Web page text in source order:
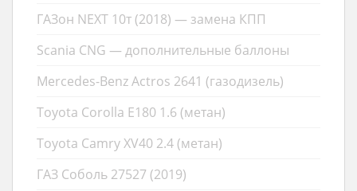
ГАЗон NEXT 10т (2018) — замена КПП
Scania CNG — дополнительные баллоны
Mercedes-Benz Actros 2641 (газодизель)
Toyota Corolla E180 1.6 (метан)
Toyota Camry XV40 2.4 (метан)
ГАЗ Соболь 27527 (2019)